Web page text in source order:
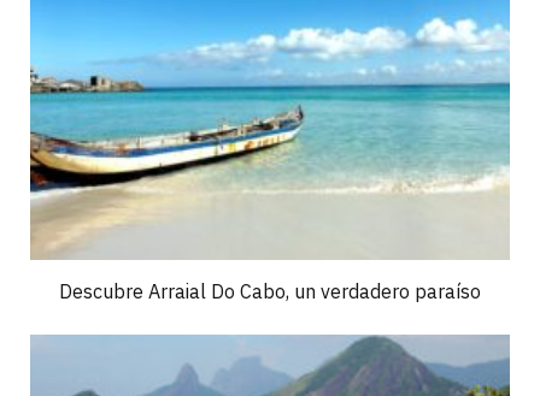
Descubre Arraial Do Cabo, un verdadero paraíso